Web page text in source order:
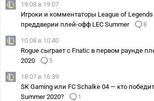
19.08 в 19:07
Игроки и комментаторы League of Legends
преддверии плей-офф LEC Summer
8
10.08 в 10:40
Rogue сыграет с Fnatic в первом раунде
2020
5
18.07 в 16:39
SK Gaming или FC Schalke 04 — кто
Summer 2020?
1